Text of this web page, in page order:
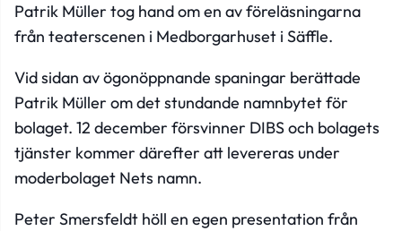
Patrik Müller tog hand om en av föreläsningarna
från teaterscenen i Medborgarhuset i Säffle.
Vid sidan av ögonöppnande spaningar berättade
Patrik Müller om det stundande namnbytet för
bolaget. 12 december försvinner DIBS och bolagets
tjänster kommer därefter att levereras under
moderbolaget Nets namn.
Peter Smersfeldt höll en egen presentation från